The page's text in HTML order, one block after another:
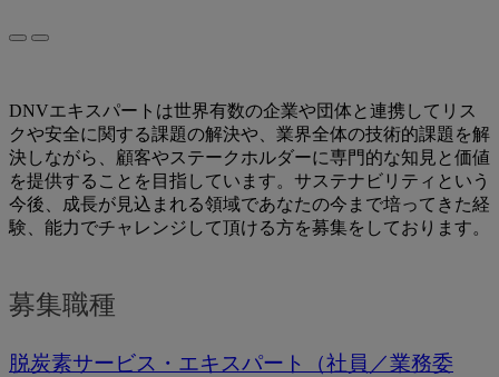
DNVエキスパートは世界有数の企業や団体と連携してリス
クや安全に関する課題の解決や、業界全体の技術的課題を解
決しながら、顧客やステークホルダーに専門的な知見と価値
を提供することを目指しています。サステナビリティという
今後、成長が見込まれる領域であなたの今まで培ってきた経
験、能力でチャレンジして頂ける方を募集をしております。
募集職種
脱炭素サービス・エキスパート（社員／業務委